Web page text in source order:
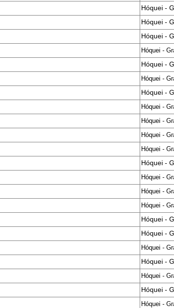
Hóquei -
Hóquei -
Hóquei -
Hóquei -
Hóquei -
Hóquei -
Hóquei -
Hóquei -
Hóquei -
Hóquei -
Hóquei -
Hóquei -
Hóquei -
Hóquei -
Hóquei -
Hóquei -
Hóquei -
Hóquei -
Hóquei -
Hóquei -
Hóquei -
Hóquei -